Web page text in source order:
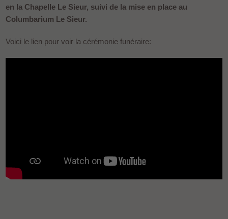
en la Chapelle Le Sieur, suivi de la mise en place au
Columbarium Le Sieur.
Voici le lien pour voir la cérémonie funéraire: